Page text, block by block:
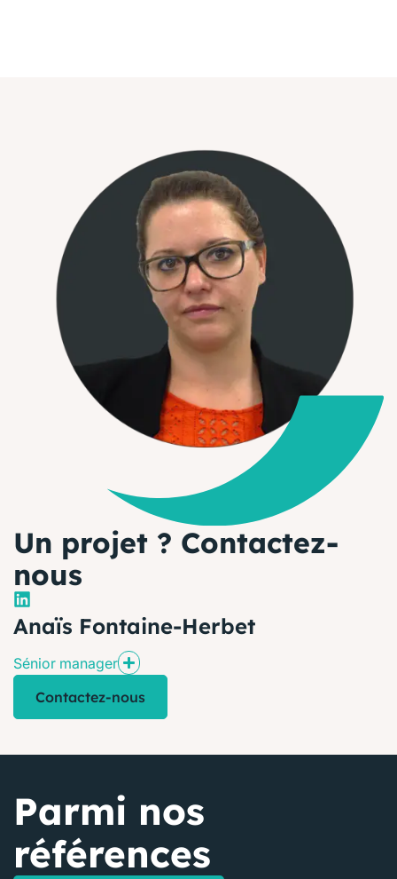
Un projet ? Contactez-
nous
Anaïs Fontaine-Herbet
Sénior manager
Contactez-nous
Parmi nos
références